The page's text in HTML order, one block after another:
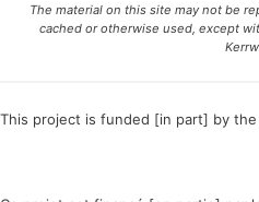
The material on this site may not be
cached or otherwise used, except
This project is funded [in part] by the